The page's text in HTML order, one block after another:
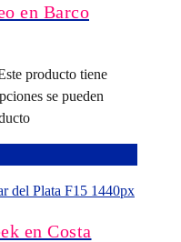
en Barco
producto tiene
se pueden
en Costa